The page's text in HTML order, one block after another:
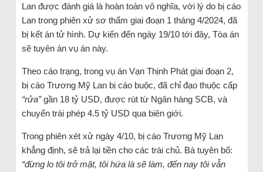
Lan được đánh giá là hoàn toàn vô nghĩa, với lý do bị cáo
Lan trong phiên xử sơ thẩm giai đoạn 1 tháng 4/2024, đã
bị kết án tử hình. Dự kiến đến ngày 19/10 tới đây, Tòa án
sẽ tuyên án vụ án này.
Theo cáo trạng, trong vụ án Vạn Thịnh Phát giai đoạn 2,
bị cáo Trương Mỹ Lan bị cáo buộc, đã chỉ đạo thuộc cấp
“rửa”gần 18 tỷ USD, được rút từ Ngân hàng SCB, và
chuyển trái phép 4.5 tỷ USD qua biên giới.
Trong phiên xét xử ngày 4/10, bị cáo Trương Mỹ Lan
khẳng định, sẽ trả lại tiền cho các trái chủ. Bà tuyên bố:
“đừng lo tôi trở mặt, tôi hứa là sẽ làm, đến nay tôi vẫn